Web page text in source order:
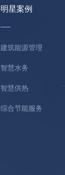
明星案例
建筑能源管理
智慧水务
智慧供热
综合节能服务